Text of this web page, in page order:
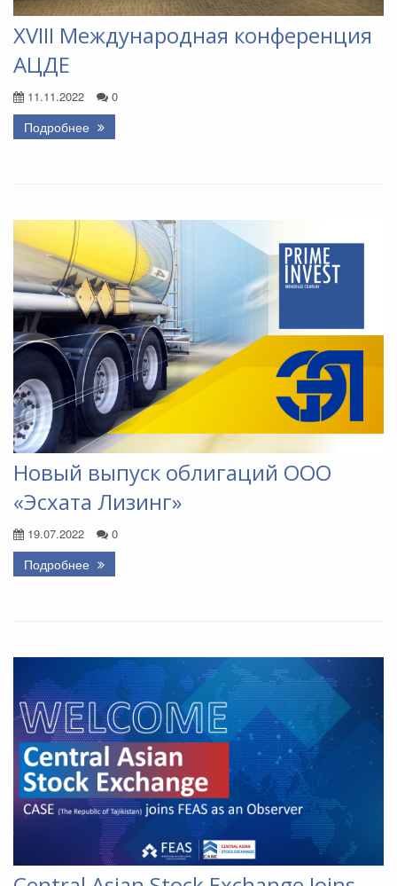
XVIII Международная конференция
АЦДЕ
11.11.2022 0
Подробнее
Новый выпуск облигаций ООО
«Эсхата Лизинг»
19.07.2022 0
Подробнее